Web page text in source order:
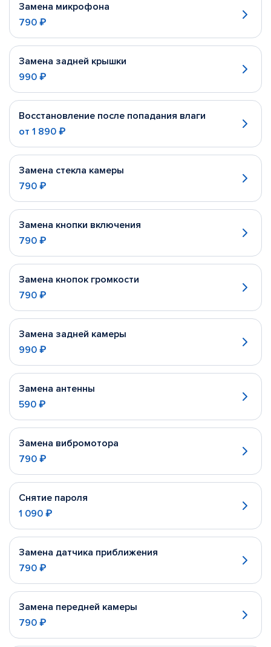
Замена микрофона
790 ₽
Замена задней крышки
990 ₽
Восстановление после попадания влаги
от 1 890 ₽
Замена стекла камеры
790 ₽
Замена кнопки включения
790 ₽
Замена кнопок громкости
790 ₽
Замена задней камеры
990 ₽
Замена антенны
590 ₽
Замена вибромотора
790 ₽
Снятие пароля
1 090 ₽
Замена датчика приближения
790 ₽
Замена передней камеры
790 ₽